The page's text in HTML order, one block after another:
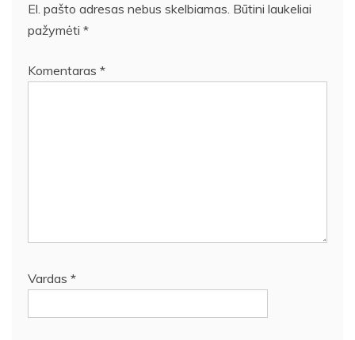
El. pašto adresas nebus skelbiamas. Būtini laukeliai
pažymėti *
Komentaras *
Vardas *